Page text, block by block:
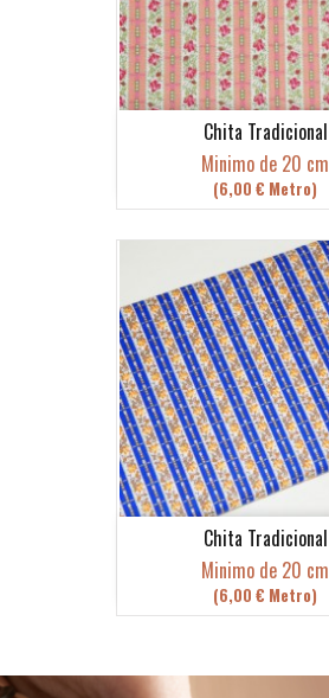
Chita Tradicional
Minimo de 20 cm
(6,00 € Metro)
Chita Tradicional
Minimo de 20 cm
(6,00 € Metro)